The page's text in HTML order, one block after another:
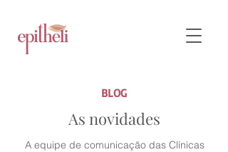
BLOG
As novidades
A equipe de comunicação das Clínicas